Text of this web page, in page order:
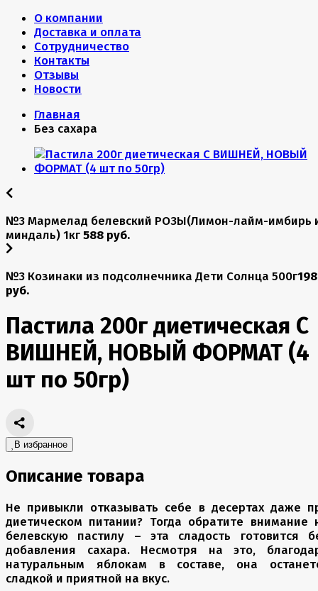
О компании
Доставка и оплата
Сотрудничество
Контакты
Отзывы
Новости
Главная
Без сахара
№3 Мармелад белевский РОЗЫ(Лимон-лайм-имбирь
миндаль) 1кг 588 руб.
№3 Козинаки из подсолнечника Дети Солнца 500г198
руб.
Пастила 200г диетическая С
ВИШНЕЙ, НОВЫЙ ФОРМАТ (4
шт по 50гр)
В избранное
Описание товара
Не привыкли отказывать себе в десертах даже
диетическом питании? Тогда обратите внимание
белевскую пастилу – эта сладость готовится
добавления сахара. Несмотря на это,
натуральным яблокам в составе, она
сладкой и приятной на вкус.